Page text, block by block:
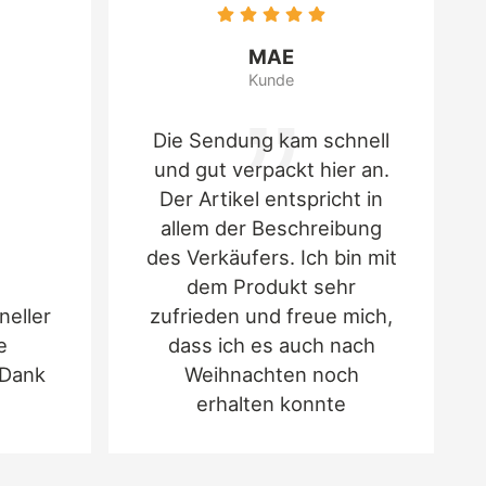
200g
und Erdnüssen
(glutenhaltiges Getreide), Haselnuss und
Eierzeugnisse, Erdnüsse und Erdnusserzeugnisse,
und Sojaerzeugnisse, Sesamsamen und
und Lupinenerzeugnisse, Milch und
Lactose)
MAE
Kunde
Die Sendung kam schnell
und gut verpackt hier an.
Der Artikel entspricht in
allem der Beschreibung
des Verkäufers. Ich bin mit
dem Produkt sehr
zufrieden und freue mich,
dass ich es auch nach
Weihnachten noch
erhalten konnte